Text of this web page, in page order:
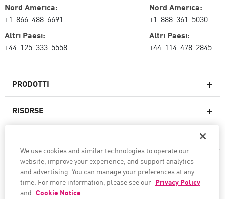
PRODOTTI
Firewall di nuova generazione
Sicurezza della rete cloud
WAF
RISORSE
AZIENDA
Nord America:
+1-866-488-6691
Altri Paesi:
+44-125-333-5558
Nord America:
+1-888-361-5030
Altri Paesi:
+44-114-478-2845
SEGUICI
We use cookies and similar technologies to operate our
website, improve your experience, and support analytics
and advertising. You can manage your preferences at any
time. For more information, please see our Privacy Policy
and Cookie Notice.